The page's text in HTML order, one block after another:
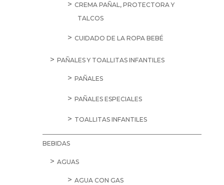
CREMA PAÑAL, PROTECTORA Y
TALCOS
CUIDADO DE LA ROPA BEBÉ
PAÑALES Y TOALLITAS INFANTILES
PAÑALES
PAÑALES ESPECIALES
TOALLITAS INFANTILES
BEBIDAS
AGUAS
AGUA CON GAS